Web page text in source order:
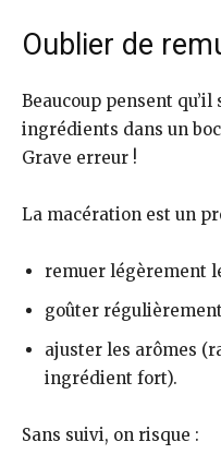
Oublier de
Beaucoup pensent
ingrédients dans un
Grave erreur !
La macération est un
remuer légèrement
goûter
ajuster les arômes
ingrédient fort).
Sans suivi, on risque :